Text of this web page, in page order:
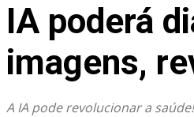
IA poderá
imagens,
A IA pode revolucionar a